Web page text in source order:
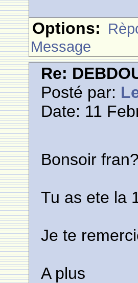
Options:
Message
Re:
Posté par:
Date: 11
Bonsoir
Tu as ete la
Je te
A plus